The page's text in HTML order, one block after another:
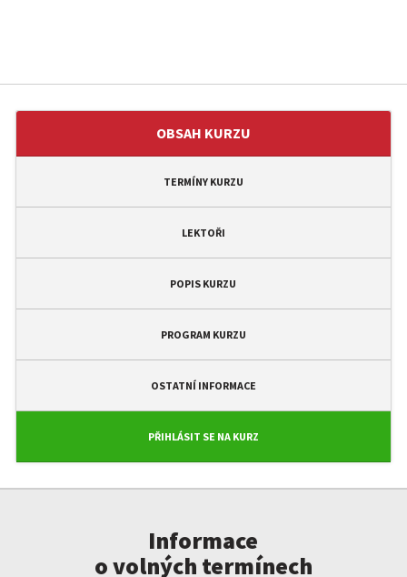
OBSAH KURZU
TERMÍNY KURZU
LEKTOŘI
POPIS KURZU
PROGRAM KURZU
OSTATNÍ INFORMACE
PŘIHLÁSIT SE NA KURZ
Informace
o volných termínech